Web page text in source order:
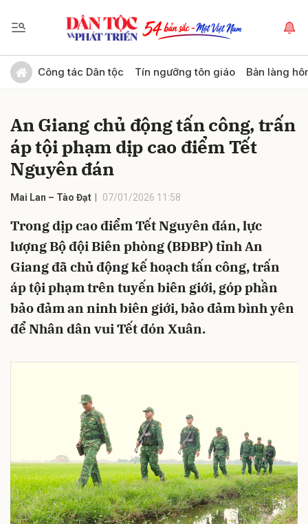
Công tác Dân tộc Tín ngưỡng tôn giáo Bản làng
An Giang chủ động tấn công, trấn
áp tội phạm dịp cao điểm Tết
Nguyên đán
Mai Lan – Tào Đạt 07/01/2026 11:58
Trong dịp cao điểm Tết Nguyên đán, lực
lượng Bộ đội Biên phòng (BĐBP) tỉnh An
Giang đã chủ động kế hoạch tấn công, trấn
áp tội phạm trên tuyến biên giới, góp phần
bảo đảm an ninh biên giới, bảo đảm bình yên
để Nhân dân vui Tết đón Xuân.
Gửi bình luận